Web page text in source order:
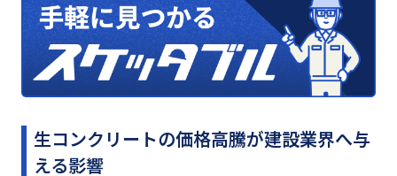
生コンクリートの価格高騰が建設業界へ与
える影響